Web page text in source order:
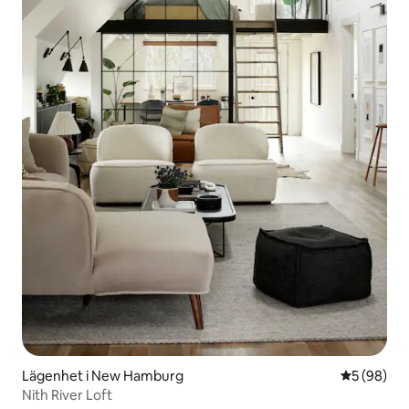
Lägenhet i New Hamburg 5 av 5 i
5 (98)
Nith River Loft